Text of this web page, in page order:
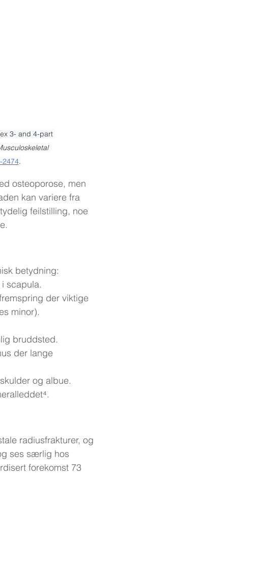
3- and 4-part
2474.
osteoporose, men
kan variere fra
feilstilling, noe
betydning:
scapula.
der viktige
minor).
bruddsted.
der lange
og albue.
radiusfrakturer, og
ses særlig hos
forekomst 73